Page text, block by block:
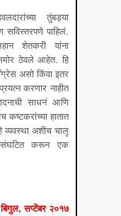
तुंबड्या
पाहिलं.
शेतकरी यांना
समोर ठेवले आहेत. हि
असो किंवा इतर
करणार नाहीत
साधनं आणि
कष्टकरांच्या हातात
व्यवस्था अशीच चालू
संघटित करून एक
सप्‍टेंबर २०१७